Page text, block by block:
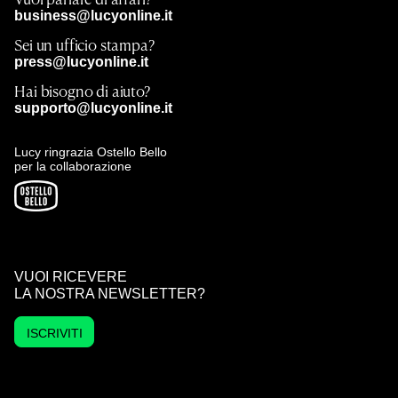
business@lucyonline.it
Sei un ufficio stampa?
press@lucyonline.it
Hai bisogno di aiuto?
supporto@lucyonline.it
Lucy ringrazia Ostello Bello
per la collaborazione
VUOI RICEVERE
LA NOSTRA NEWSLETTER?
ISCRIVITI